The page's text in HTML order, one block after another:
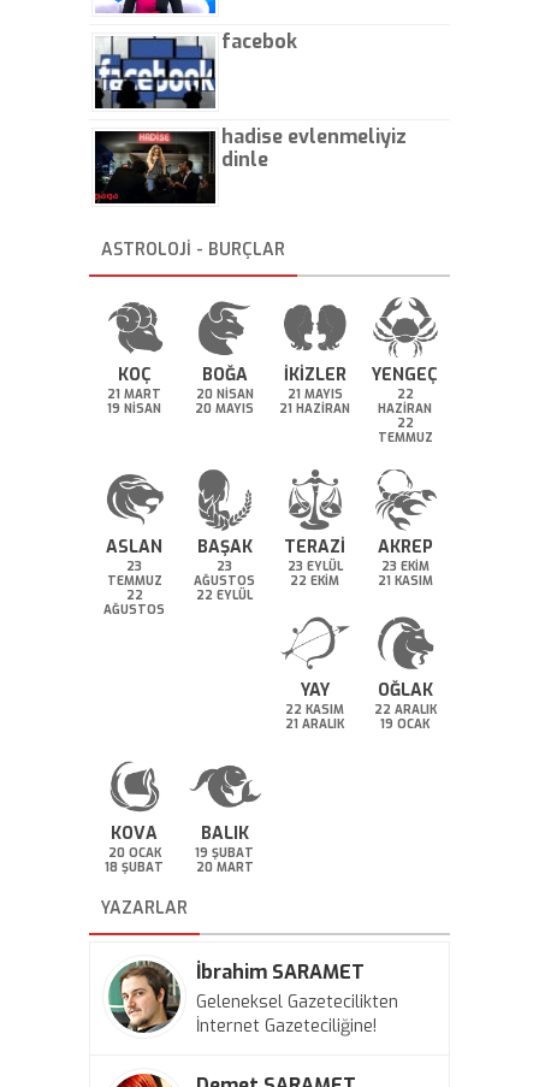
facebok
hadise evlenmeliyiz
dinle
ASTROLOJİ - BURÇLAR
KOÇ
21 MART
19 NİSAN
BOĞA
20 NİSAN
20 MAYIS
İKİZLER
21 MAYIS
21 HAZİRAN
YENGEÇ
22
HAZİRAN
22
TEMMUZ
ASLAN
23
TEMMUZ
22
AĞUSTOS
BAŞAK
23
AĞUSTOS
22 EYLÜL
TERAZİ
23 EYLÜL
22 EKİM
AKREP
23 EKİM
21 KASIM
YAY
22 KASIM
21 ARALIK
OĞLAK
22 ARALIK
19 OCAK
KOVA
20 OCAK
18 ŞUBAT
BALIK
19 ŞUBAT
20 MART
YAZARLAR
İbrahim SARAMET
Geleneksel Gazetecilikten
İnternet Gazeteciliğine!